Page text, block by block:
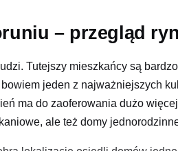
– przegląd
Tutejszy mieszkańcy są
jeden z najważniejszych
ma do zaoferowania dużo
ale też domy